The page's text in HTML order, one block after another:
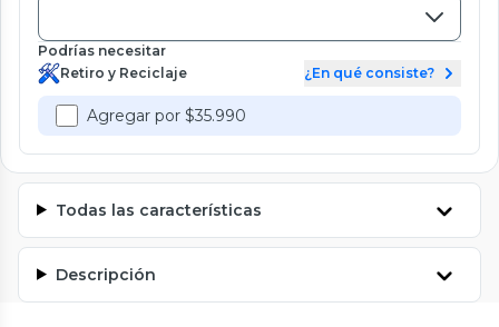
Podrías necesitar
Retiro y Reciclaje
¿En qué consiste?
Agregar por $35.990
Todas las características
Descripción